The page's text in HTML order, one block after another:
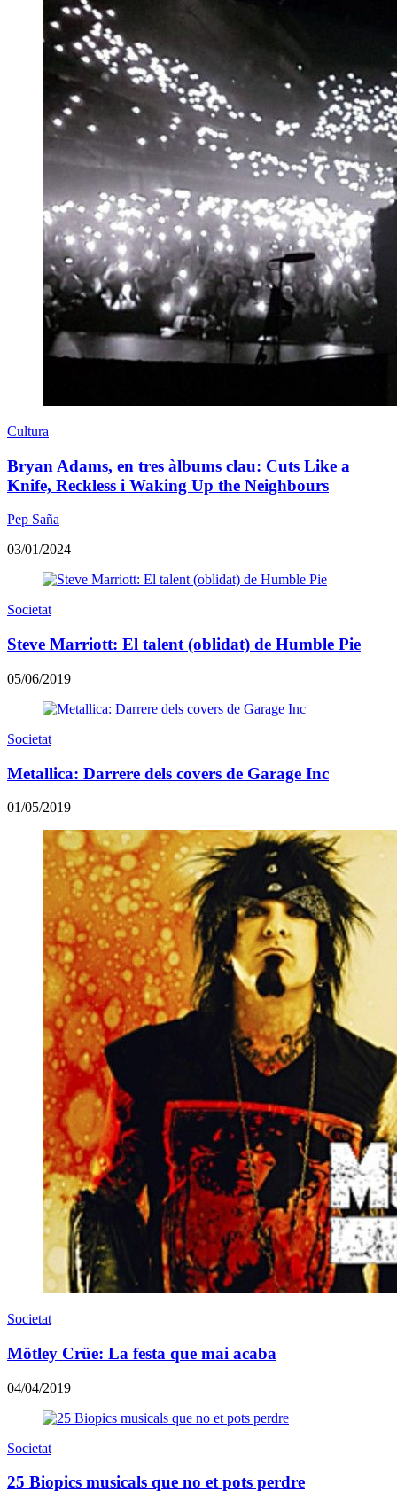
Cultura
Bryan Adams, en tres àlbums clau: Cuts Like a
Knife, Reckless i Waking Up the Neighbours
Pep Saña
03/01/2024
Societat
Steve Marriott: El talent (oblidat) de Humble Pie
05/06/2019
Societat
Metallica: Darrere dels covers de Garage Inc
01/05/2019
Societat
Mötley Crüe: La festa que mai acaba
04/04/2019
Societat
25 Biopics musicals que no et pots perdre